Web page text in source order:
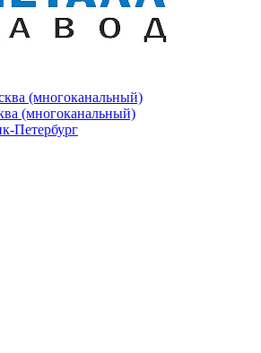
(многоканальный)
(многоканальный)
Петербург